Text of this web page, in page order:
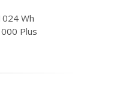
Wh
Plus